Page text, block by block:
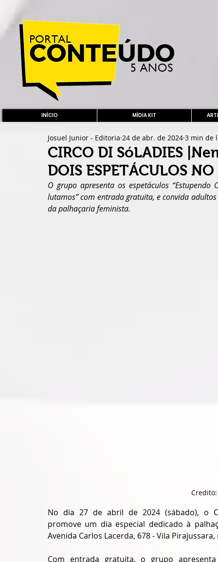
INÍCIO MÍDIA KIT
CIRCO DI SóLADIES
DOIS ESPETÁCULOS
Josuel Junior - Editoria 24 de abr. de 2024 3 min de
O grupo apresenta os espetáculos “Estupendo
lutamos” com entrada gratuita, e convida
da palhaçaria feminista.
No dia 27 de abril de 2024 (sábado), o
promove um dia especial dedicado à
Avenida Carlos Lacerda, 678 - Vila
Com entrada gratuita, o grupo